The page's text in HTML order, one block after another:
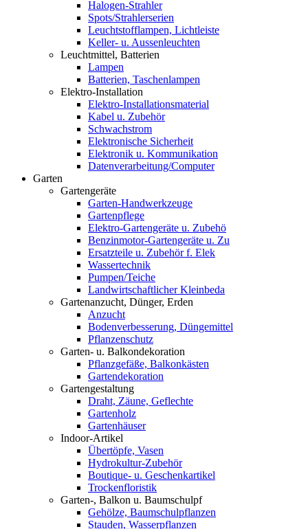
Halogen-Strahler
Spots/Strahlerserien
Leuchtstofflampen, Lichtleiste
Keller- u. Aussenleuchten
Leuchtmittel, Batterien
Lampen
Batterien, Taschenlampen
Elektro-Installation
Elektro-Installationsmaterial
Kabel u. Zubehör
Schwachstrom
Elektronische Sicherheit
Elektronik u. Kommunikation
Datenverarbeitung/Computer
Garten
Gartengeräte
Garten-Handwerkzeuge
Gartenpflege
Elektro-Gartengeräte u. Zubehö
Benzinmotor-Gartengeräte u. Zu
Ersatzteile u. Zubehör f. Elek
Wassertechnik
Pumpen/Teiche
Landwirtschaftlicher Kleinbeda
Gartenanzucht, Dünger, Erden
Anzucht
Bodenverbesserung, Düngemittel
Pflanzenschutz
Garten- u. Balkondekoration
Pflanzgefäße, Balkonkästen
Gartendekoration
Gartengestaltung
Draht, Zäune, Geflechte
Gartenholz
Gartenhäuser
Indoor-Artikel
Übertöpfe, Vasen
Hydrokultur-Zubehör
Boutique- u. Geschenkartikel
Trockenfloristik
Garten-, Balkon u. Baumschulpf
Gehölze, Baumschulpflanzen
Stauden, Wasserpflanzen